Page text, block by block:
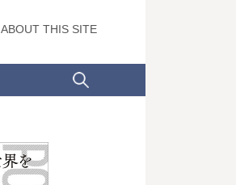
ABOUT THIS SITE
検